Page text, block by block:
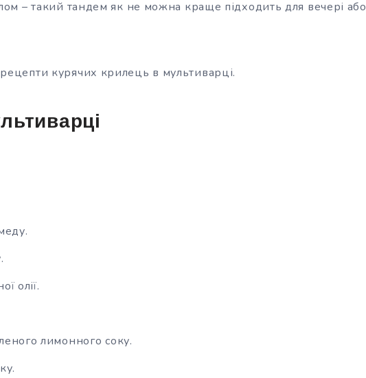
– такий тандем як не можна краще підходить для вечері або
курячих крилець в мультиварці.
олії.
лимонного соку.